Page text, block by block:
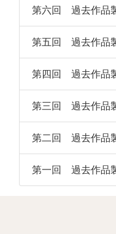
第六回 過去作品
第五回 過去作品
第四回 過去作品
第三回 過去作品
第二回 過去作品
第一回 過去作品